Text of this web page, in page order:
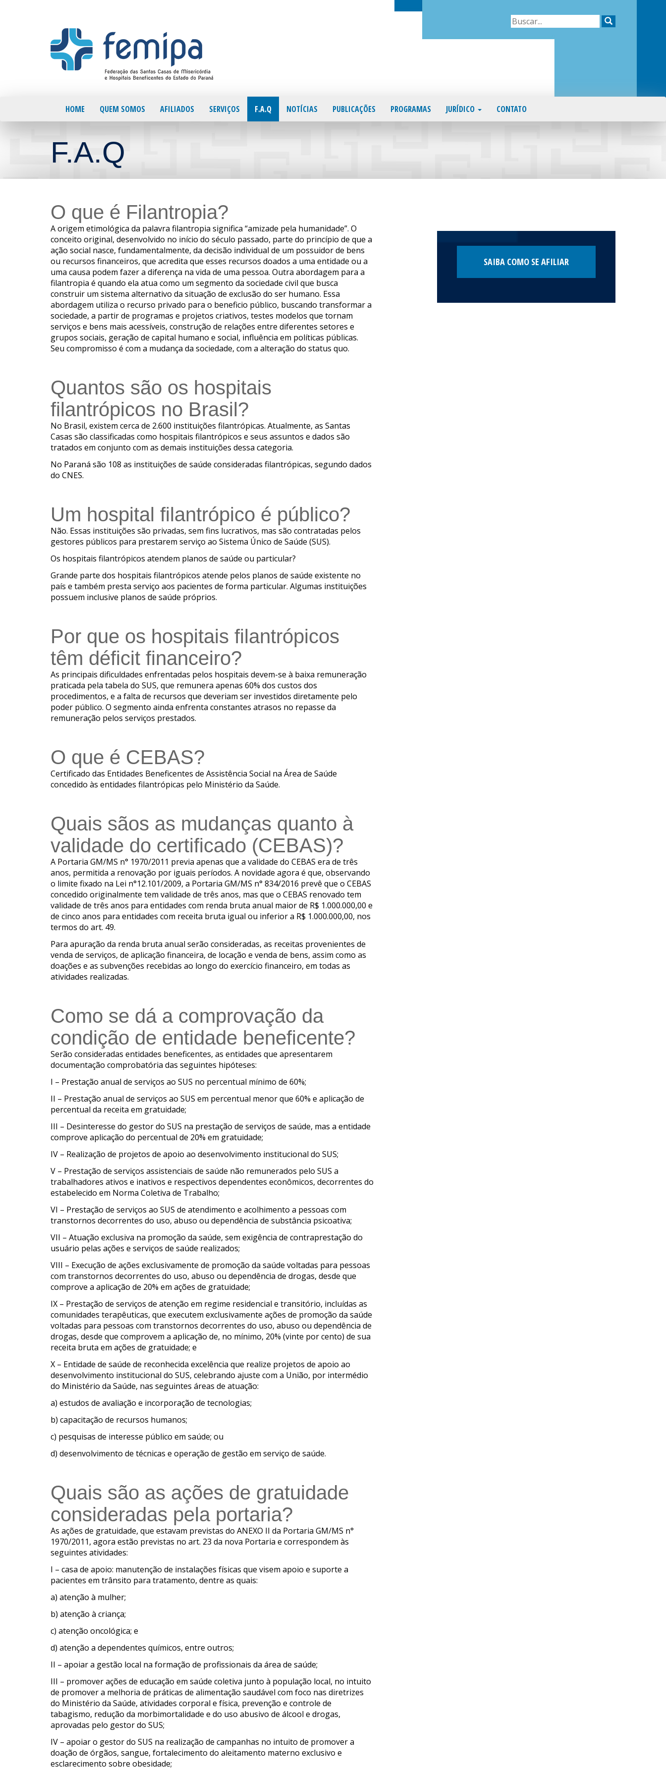
HOME QUEM SOMOS AFILIADOS SERVIÇOS F.A.Q NOTÍCIAS PUBLICAÇÕES PROGRAMAS JURÍDICO CONTATO
F.A.Q
O que é Filantropia?
A origem etimológica da palavra filantropia significa “amizade pela humanidade”. O
conceito original, desenvolvido no início do século passado, parte do princípio de que a
ação social nasce, fundamentalmente, da decisão individual de um possuidor de bens
ou recursos financeiros, que acredita que esses recursos doados a uma entidade ou a
uma causa podem fazer a diferença na vida de uma pessoa. Outra abordagem para a
filantropia é quando ela atua como um segmento da sociedade civil que busca
construir um sistema alternativo da situação de exclusão do ser humano. Essa
abordagem utiliza o recurso privado para o beneficio público, buscando transformar a
sociedade, a partir de programas e projetos criativos, testes modelos que tornam
serviços e bens mais acessíveis, construção de relações entre diferentes setores e
grupos sociais, geração de capital humano e social, influência em políticas públicas.
Seu compromisso é com a mudança da sociedade, com a alteração do status quo.
Quantos são os hospitais
filantrópicos no Brasil?
No Brasil, existem cerca de 2.600 instituições filantrópicas. Atualmente, as Santas
Casas são classificadas como hospitais filantrópicos e seus assuntos e dados são
tratados em conjunto com as demais instituições dessa categoria.
No Paraná são 108 as instituições de saúde consideradas filantrópicas, segundo dados
do CNES.
Um hospital filantrópico é público?
Não. Essas instituições são privadas, sem fins lucrativos, mas são contratadas pelos
gestores públicos para prestarem serviço ao Sistema Único de Saúde (SUS).
Os hospitais filantrópicos atendem planos de saúde ou particular?
Grande parte dos hospitais filantrópicos atende pelos planos de saúde existente no
país e também presta serviço aos pacientes de forma particular. Algumas instituições
possuem inclusive planos de saúde próprios.
Por que os hospitais filantrópicos
têm déficit financeiro?
As principais dificuldades enfrentadas pelos hospitais devem-se à baixa remuneração
praticada pela tabela do SUS, que remunera apenas 60% dos custos dos
procedimentos, e a falta de recursos que deveriam ser investidos diretamente pelo
poder público. O segmento ainda enfrenta constantes atrasos no repasse da
remuneração pelos serviços prestados.
O que é CEBAS?
Certificado das Entidades Beneficentes de Assistência Social na Área de Saúde
concedido às entidades filantrópicas pelo Ministério da Saúde.
Quais sãos as mudanças quanto à
validade do certificado (CEBAS)?
A Portaria GM/MS n° 1970/2011 previa apenas que a validade do CEBAS era de três
anos, permitida a renovação por iguais períodos. A novidade agora é que, observando
o limite fixado na Lei n°12.101/2009, a Portaria GM/MS n° 834/2016 prevê que o CEBAS
concedido originalmente tem validade de três anos, mas que o CEBAS renovado tem
validade de três anos para entidades com renda bruta anual maior de R$ 1.000.000,00 e
de cinco anos para entidades com receita bruta igual ou inferior a R$ 1.000.000,00, nos
termos do art. 49.
Para apuração da renda bruta anual serão consideradas, as receitas provenientes de
venda de serviços, de aplicação financeira, de locação e venda de bens, assim como as
doações e as subvenções recebidas ao longo do exercício financeiro, em todas as
atividades realizadas.
Como se dá a comprovação da
condição de entidade beneficente?
Serão consideradas entidades beneficentes, as entidades que apresentarem
documentação comprobatória das seguintes hipóteses:
I – Prestação anual de serviços ao SUS no percentual mínimo de 60%;
II – Prestação anual de serviços ao SUS em percentual menor que 60% e aplicação de
percentual da receita em gratuidade;
III – Desinteresse do gestor do SUS na prestação de serviços de saúde, mas a entidade
comprove aplicação do percentual de 20% em gratuidade;
IV – Realização de projetos de apoio ao desenvolvimento institucional do SUS;
V – Prestação de serviços assistenciais de saúde não remunerados pelo SUS a
trabalhadores ativos e inativos e respectivos dependentes econômicos, decorrentes do
estabelecido em Norma Coletiva de Trabalho;
VI – Prestação de serviços ao SUS de atendimento e acolhimento a pessoas com
transtornos decorrentes do uso, abuso ou dependência de substância psicoativa;
VII – Atuação exclusiva na promoção da saúde, sem exigência de contraprestação do
usuário pelas ações e serviços de saúde realizados;
VIII – Execução de ações exclusivamente de promoção da saúde voltadas para pessoas
com transtornos decorrentes do uso, abuso ou dependência de drogas, desde que
comprove a aplicação de 20% em ações de gratuidade;
IX – Prestação de serviços de atenção em regime residencial e transitório, incluídas as
comunidades terapêuticas, que executem exclusivamente ações de promoção da saúde
voltadas para pessoas com transtornos decorrentes do uso, abuso ou dependência de
drogas, desde que comprovem a aplicação de, no mínimo, 20% (vinte por cento) de sua
receita bruta em ações de gratuidade; e
X – Entidade de saúde de reconhecida excelência que realize projetos de apoio ao
desenvolvimento institucional do SUS, celebrando ajuste com a União, por intermédio
do Ministério da Saúde, nas seguintes áreas de atuação:
a) estudos de avaliação e incorporação de tecnologias;
b) capacitação de recursos humanos;
c) pesquisas de interesse público em saúde; ou
d) desenvolvimento de técnicas e operação de gestão em serviço de saúde.
Quais são as ações de gratuidade
consideradas pela portaria?
As ações de gratuidade, que estavam previstas do ANEXO II da Portaria GM/MS n°
1970/2011, agora estão previstas no art. 23 da nova Portaria e correspondem às
seguintes atividades:
I – casa de apoio: manutenção de instalações físicas que visem apoio e suporte a
pacientes em trânsito para tratamento, dentre as quais:
a) atenção à mulher;
b) atenção à criança;
c) atenção oncológica; e
d) atenção a dependentes químicos, entre outros;
II – apoiar a gestão local na formação de profissionais da área de saúde;
III – promover ações de educação em saúde coletiva junto à população local, no intuito
de promover a melhoria de práticas de alimentação saudável com foco nas diretrizes
do Ministério da Saúde, atividades corporal e física, prevenção e controle de
tabagismo, redução da morbimortalidade e do uso abusivo de álcool e drogas,
aprovadas pelo gestor do SUS;
IV – apoiar o gestor do SUS na realização de campanhas no intuito de promover a
doação de órgãos, sangue, fortalecimento do aleitamento materno exclusivo e
esclarecimento sobre obesidade;
SAIBA COMO SE AFILIAR